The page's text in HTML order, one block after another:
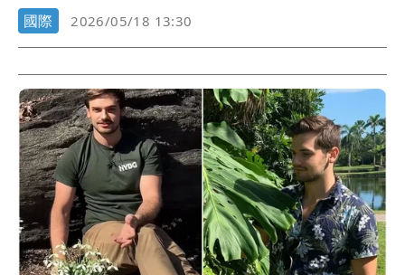
遭...
國際 2026/05/18 13:30